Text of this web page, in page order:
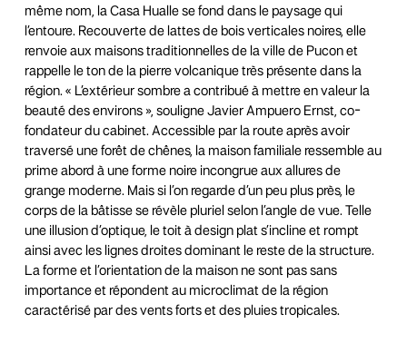
même nom, la Casa Hualle se fond dans le paysage qui
l’entoure. Recouverte de lattes de bois verticales noires, elle
renvoie aux maisons traditionnelles de la ville de Pucon et
rappelle le ton de la pierre volcanique très présente dans la
région. « L’extérieur sombre a contribué à mettre en valeur la
beauté des environs », souligne Javier Ampuero Ernst, co-
fondateur du cabinet. Accessible par la route après avoir
traversé une forêt de chênes, la maison familiale ressemble au
prime abord à une forme noire incongrue aux allures de
grange moderne. Mais si l’on regarde d’un peu plus près, le
corps de la bâtisse se révèle pluriel selon l’angle de vue. Telle
une illusion d’optique, le toit à design plat s’incline et rompt
ainsi avec les lignes droites dominant le reste de la structure.
La forme et l’orientation de la maison ne sont pas sans
importance et répondent au microclimat de la région
caractérisé par des vents forts et des pluies tropicales.